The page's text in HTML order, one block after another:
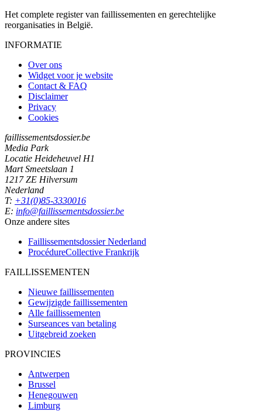
Het complete register van faillissementen en gerechtelijke
reorganisaties in België.
INFORMATIE
Over ons
Widget voor je website
Contact & FAQ
Disclaimer
Privacy
Cookies
faillissementsdossier.be
Media Park
Locatie Heideheuvel H1
Mart Smeetslaan 1
1217 ZE Hilversum
Nederland
T: +31(0)85-3330016
E: info@faillissementsdossier.be
Onze andere sites
Faillissementsdossier Nederland
ProcédureCollective Frankrijk
FAILLISSEMENTEN
Nieuwe faillissementen
Gewijzigde faillissementen
Alle faillissementen
Surseances van betaling
Uitgebreid zoeken
PROVINCIES
Antwerpen
Brussel
Henegouwen
Limburg